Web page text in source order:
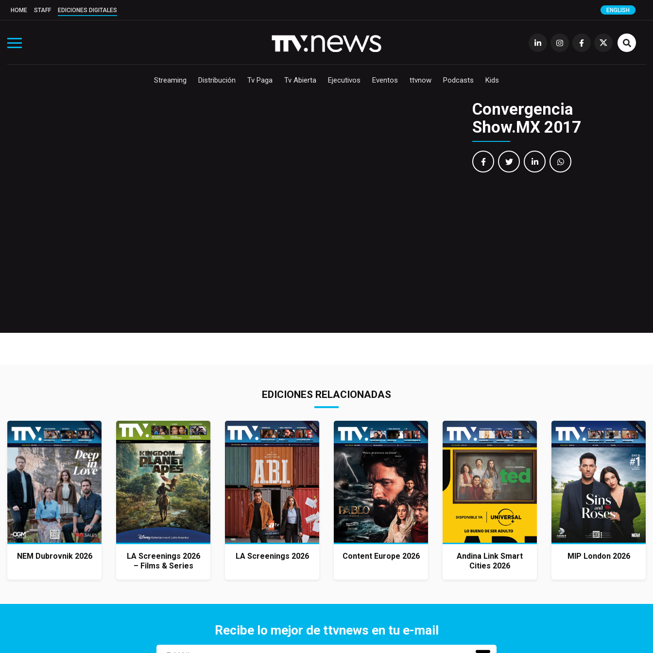
HOME STAFF EDICIONES DIGITALES ENGLISH
Streaming Distribución Tv Paga Tv Abierta Ejecutivos Eventos ttvnow Podcasts Kids
Convergencia
Show.MX 2017
EDICIONES RELACIONADAS
NEM Dubrovnik 2026
LA Screenings 2026
– Films & Series
LA Screenings 2026 Content Europe 2026
Andina Link Smart
Cities 2026
MIP London 2026
Recibe lo mejor de ttvnews en tu e-mail